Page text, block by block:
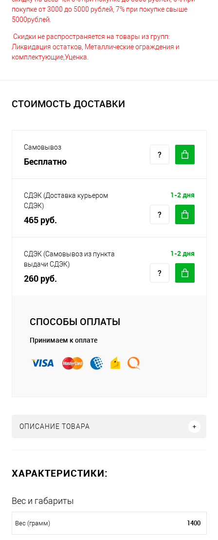
покупке от 3000 до 5000 рублей, 7% при покупке свыше
5000рублей.
Скидки не распространяется на товары из групп:
Ликвидация остатков, Металлические ограждения и
комплектующие,Уценка.
СТОИМОСТЬ ДОСТАВКИ
Самовывоз
Бесплатно
СДЭК (Доставка курьером
СДЭК)
465 руб.
1-2 дня
СДЭК (Самовывоз из пункта
выдачи СДЭК)
260 руб.
1-2 дня
СПОСОБЫ ОПЛАТЫ
Принимаем к оплате
ОПИСАНИЕ ТОВАРА
ХАРАКТЕРИСТИКИ:
Вес и габариты
Вес (грамм) 1400